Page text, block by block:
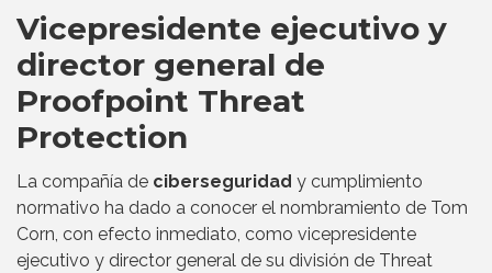
Vicepresidente ejecutivo y
director general de
Proofpoint Threat
Protection
La compañía de ciberseguridad y cumplimiento
normativo ha dado a conocer el nombramiento de Tom
Corn, con efecto inmediato, como vicepresidente
ejecutivo y director general de su división de Threat